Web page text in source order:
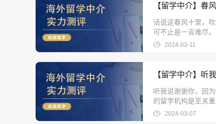
【留学中介】春
话说这春风十里，
可不止是一言难尽
份英国申研中介推
2024-03-11
【留学中介】听
听我说谢谢你，因
的留学机构是至关
留学机构。这些留
2024-03-07